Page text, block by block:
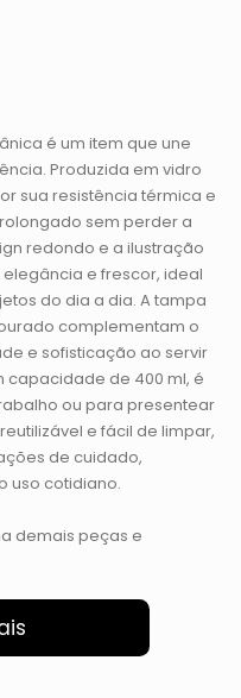
é um item que une
Produzida em vidro
sua resistência térmica e
sem perder a
redondo e a ilustração
e frescor, ideal
do dia a dia. A tampa
complementam o
e sofisticação ao servir
capacidade de 400 ml, é
ou para presentear
e fácil de limpar,
de cuidado,
uso cotidiano.
demais peças e